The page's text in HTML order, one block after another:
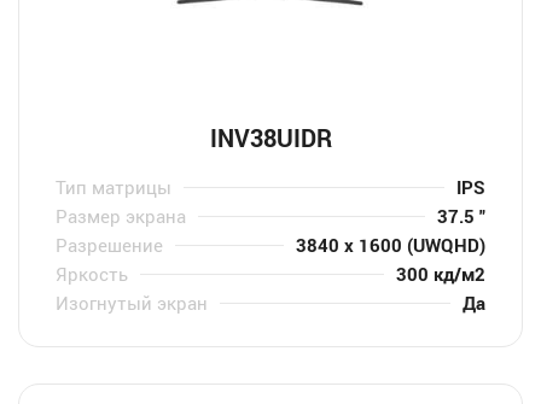
INV38UIDR
Тип матрицы
IPS
Размер экрана
37.5 "
Разрешение
3840 x 1600 (UWQHD)
Яркость
300 кд/м2
Изогнутый экран
Да